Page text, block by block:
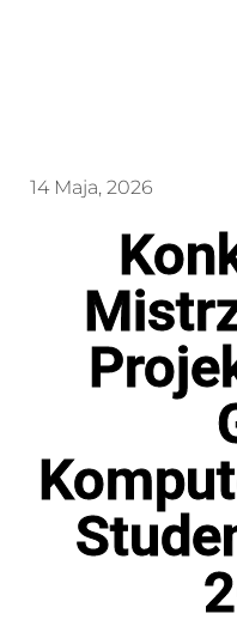
14 Maja, 2026